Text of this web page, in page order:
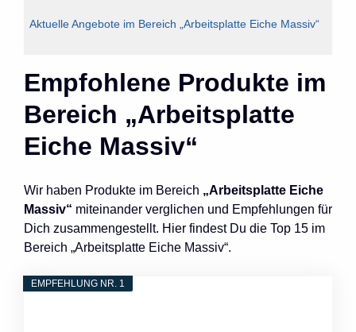
Aktuelle Angebote im Bereich „Arbeitsplatte Eiche Massiv“
Empfohlene Produkte im
Bereich „Arbeitsplatte
Eiche Massiv“
Wir haben Produkte im Bereich „Arbeitsplatte Eiche
Massiv“ miteinander verglichen und Empfehlungen für
Dich zusammengestellt. Hier findest Du die Top 15 im
Bereich „Arbeitsplatte Eiche Massiv“.
EMPFEHLUNG NR. 1